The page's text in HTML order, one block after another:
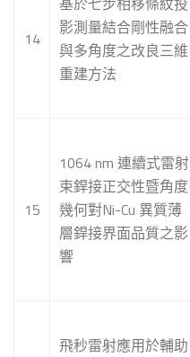
14
影測量結合剛性融合
與多角度之改良三維
重建方法
15
1064 nm 連續式雷射
束銲接正交性暨角度
幾何對Ni-Cu 異質薄
層銲接界面品質之影
響
飛秒雷射應用於輔助